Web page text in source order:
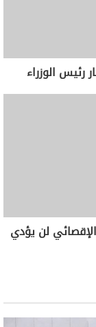
رئيس الوزراء
لن يؤدي